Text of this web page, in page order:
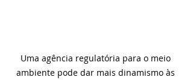
Uma agência regulatória para o meio
ambiente pode dar mais dinamismo às